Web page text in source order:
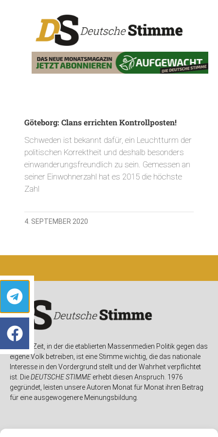
Göteborg: Clans errichten Kontrollposten!
Schweden ist bekannt dafür, ein Leuchtturm der
politischen Korrektheit und deshalb besonders
einwanderungsfreundlich zu sein. Gemessen an
seiner Einwohnerzahl hat es 2015 die höchste
Zahl
4. SEPTEMBER 2020
In einer Zeit, in der die etablierten Massenmedien Politik gegen das
eigene Volk betreiben, ist eine Stimme wichtig, die das nationale
Interesse in den Vordergrund stellt und der Wahrheit verpflichtet
ist. DieDEUTSCHE STIMMEerhebt diesen Anspruch. 1976
gegründet, leisten unsere Autoren Monat für Monat ihren Beitrag
für eine ausgewogenere Meinungsbildung.